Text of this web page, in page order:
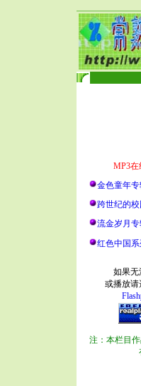
MP3
金色童年
跨世纪的
流金岁月
红色中国系
如果无
或播放请
注：本栏目